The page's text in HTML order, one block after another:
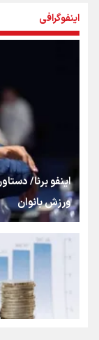
اینفوگرافی
اینفو برنا/
ورزش بانوان